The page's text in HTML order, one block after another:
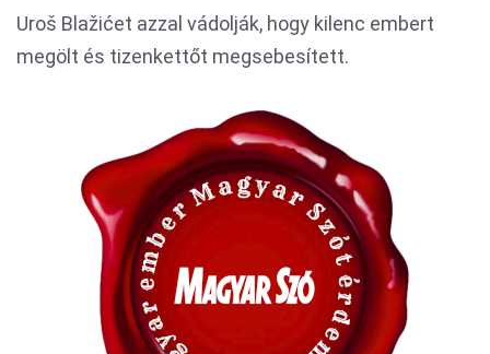
Uroš Blažićet azzal vádolják, hogy kilenc embert
megölt és tizenkettőt megsebesített.